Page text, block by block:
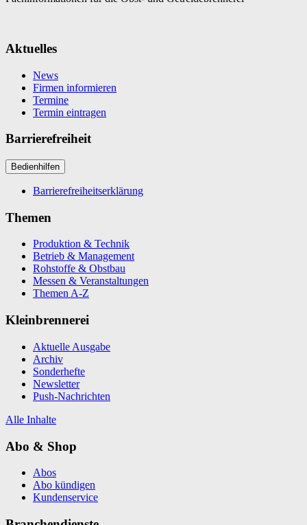
Aktuelles
News
Firmen informieren
Termine
Termin eintragen
Barrierefreiheit
Bedienhilfen
Barrierefreiheitserklärung
Themen
Produktion & Technik
Betrieb & Management
Rohstoffe & Obstbau
Messen & Veranstaltungen
Themen A-Z
Kleinbrennerei
Aktuelle Ausgabe
Archiv
Sonderhefte
Newsletter
Push-Nachrichten
Alle Inhalte
Abo & Shop
Abos
Abo kündigen
Kundenservice